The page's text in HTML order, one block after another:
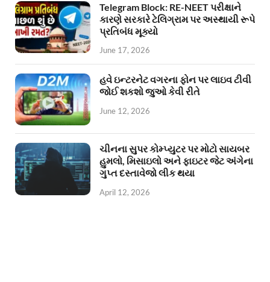
Telegram Block: RE-NEET પરીક્ષાને
કારણે સરકારે ટેલિગ્રામ પર અસ્થાયી રૂપે
પ્રતિબંધ મૂક્યો
June 17, 2026
હવે ઇન્ટરનેટ વગરના ફોન પર લાઇવ ટીવી
જોઈ શકશો જુઓ કેવી રીતે
June 12, 2026
ચીનના સુપર કોમ્પ્યુટર પર મોટો સાયબર
હુમલો, મિસાઇલો અને ફાઇટર જેટ અંગેના
ગુપ્ત દસ્તાવેજો લીક થયા
April 12, 2026